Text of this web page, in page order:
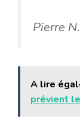
Pierre N.
A lire
prévient